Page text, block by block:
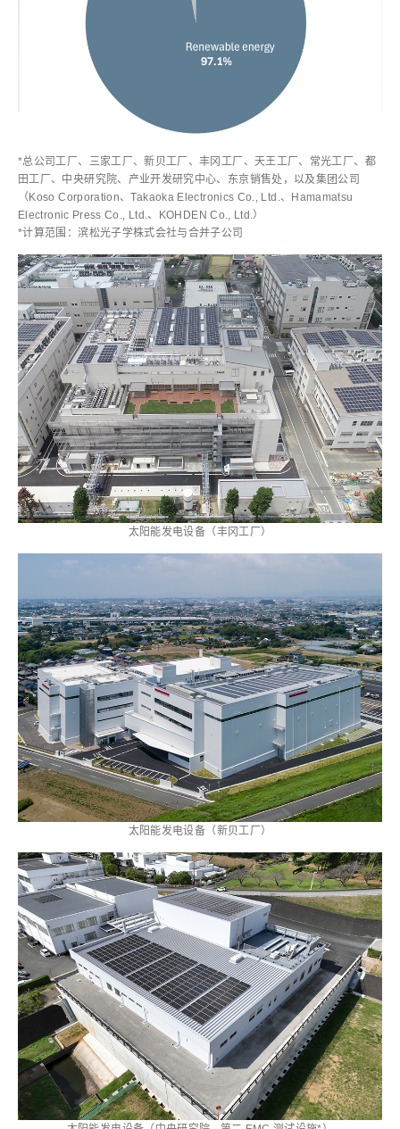
*总公司工厂、三家工厂、新贝工厂、丰冈工厂、天王工厂、常光工厂、都
田工厂、中央研究院、产业开发研究中心、东京销售处，以及集团公司
（Koso Corporation、Takaoka Electronics Co., Ltd.、Hamamatsu
Electronic Press Co., Ltd.、KOHDEN Co., Ltd.）
*计算范围：滨松光子学株式会社与合并子公司
太阳能发电设备（丰冈工厂）
太阳能发电设备（新贝工厂）